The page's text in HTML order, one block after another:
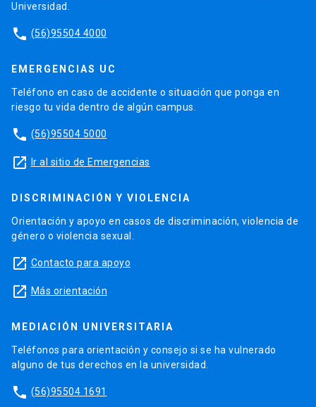
Universidad.
phone (56)95504 4000
EMERGENCIAS UC
Teléfono en caso de accidente o situación que ponga en
riesgo tu vida dentro de algún campus.
phone (56)95504 5000
launch Ir al sitio de Emergencias
DISCRIMINACIÓN Y VIOLENCIA
Orientación y apoyo en casos de discriminación, violencia de
género o violencia sexual.
launch Contacto para apoyo
launch Más orientación
MEDIACIÓN UNIVERSITARIA
Teléfonos para orientación y consejo si se ha vulnerado
alguno de tus derechos en la universidad.
phone (56)95504 1691